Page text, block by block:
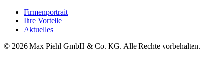
Firmenportrait
Ihre Vorteile
Aktuelles
© 2026 Max Piehl GmbH & Co. KG. Alle Rechte vorbehalten.